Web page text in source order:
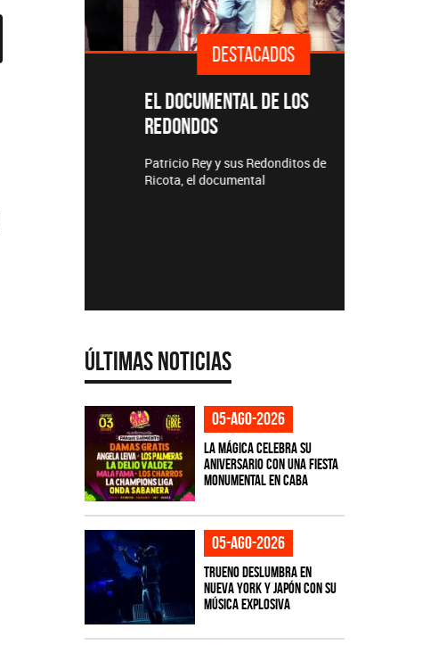
DESTACADOS
EL DOCUMENTAL DE LOS
REDONDOS
Patricio Rey y sus Redonditos de
Ricota, el documental
Últimas Noticias
05-ago-2026
La Mágica celebra su
aniversario con una fiesta
monumental en CABA
05-ago-2026
TRUENO deslumbra en
Nueva York y Japón con su
música explosiva